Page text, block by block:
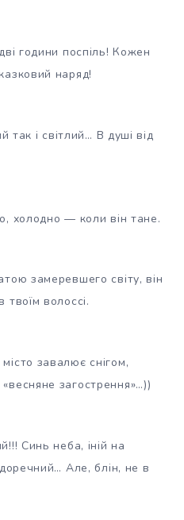
години поспіль! Кожен
наряд!
так і світлий… В душі від
холодно — коли він тане.
замеревшего світу, він
твоїм волоссі.
завалює снігом,
загострення»…))
Синь неба, іній на
Але, блін, не в